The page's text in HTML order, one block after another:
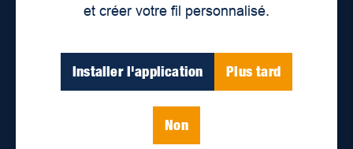
et créer votre fil personnalisé.
Installer l'application Plus tard
Non